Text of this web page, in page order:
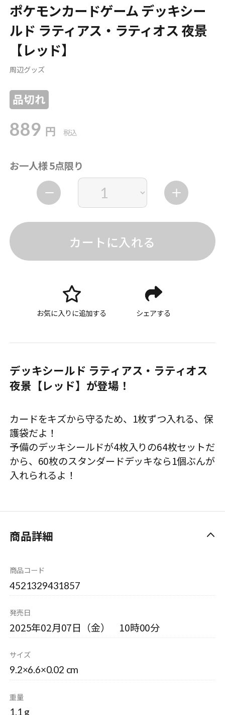
ポケモンカードゲーム デッキシー
ルド ラティアス・ラティオス 夜景
【レッド】
周辺グッズ
品切れ
889 円 税込
お一人様 5点限り
カートに入れる
お気に入りに追加する シェアする
デッキシールド ラティアス・ラティオス
夜景【レッド】が登場！
カードをキズから守るため、1枚ずつ入れる、保
護袋だよ！
予備のデッキシールドが4枚入りの64枚セットだ
から、60枚のスタンダードデッキなら1個ぶんが
入れられるよ！
商品詳細
商品コード
4521329431857
発売日
2025年02月07日（金） 10時00分
サイズ
9.2×6.6×0.02 cm
重量
1.1 g